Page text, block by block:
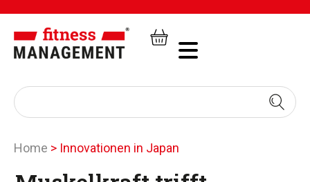
Home > Innovationen in Japan